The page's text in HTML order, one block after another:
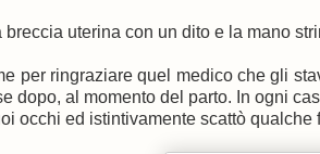
breccia uterina con un dito e la mano
per ringraziare quel medico che gli
dopo, al momento del parto. In ogni
occhi ed istintivamente scattò qualche